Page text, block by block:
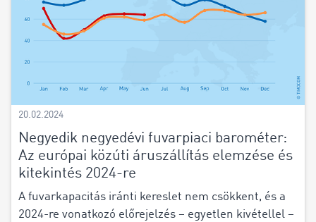
20.02.2024
Negyedik negyedévi fuvarpiaci barométer:
Az európai közúti áruszállítás elemzése és
kitekintés 2024-re
A fuvarkapacitás iránti kereslet nem csökkent, és a
2024-re vonatkozó előrejelzés – egyetlen kivétellel –